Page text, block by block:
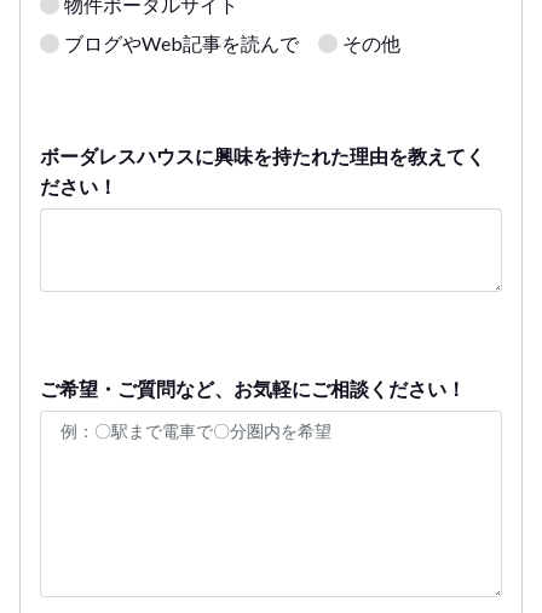
ブログやWeb記事を読んで
その他
ボーダレスハウスに興味を持たれた理由を教えてく
ださい！
ご希望・ご質問など、お気軽にご相談ください！